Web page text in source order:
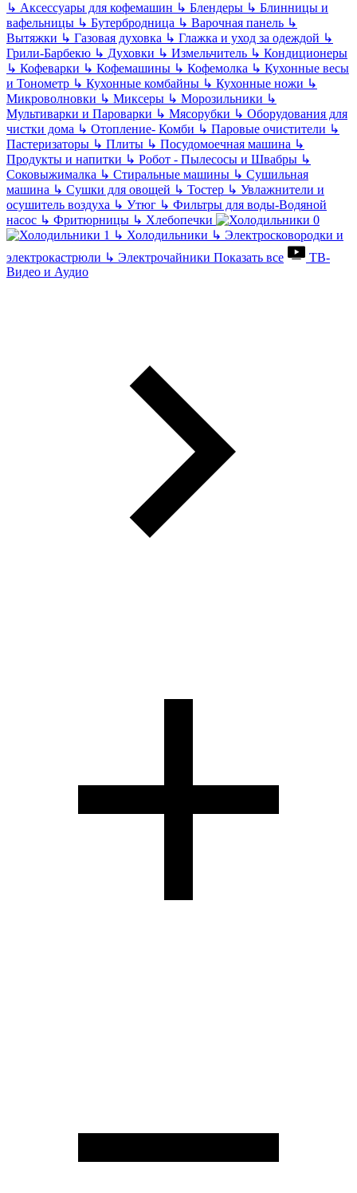
↳ Аксессуары для кофемашин ↳ Блендеры ↳ Блинницы и
вафельницы ↳ Бутербродница ↳ Варочная панель ↳
Вытяжки ↳ Газовая духовка ↳ Глажка и уход за одеждой ↳
Грили-Барбекю ↳ Духовки ↳ Измельчитель ↳ Кондиционеры
↳ Кофеварки ↳ Кофемашины ↳ Кофемолка ↳ Кухонные весы
и Тонометр ↳ Кухонные комбайны ↳ Кухонные ножи ↳
Микроволновки ↳ Миксеры ↳ Морозильники ↳
Мультиварки и Пароварки ↳ Мясорубки ↳ Оборудования для
чистки дома ↳ Отопление- Комби ↳ Паровые очистители ↳
Пастеризаторы ↳ Плиты ↳ Посудомоечная машина ↳
Продукты и напитки ↳ Робот - Пылесосы и Швабры ↳
Соковыжималка ↳ Стиральные машины ↳ Сушильная
машина ↳ Сушки для овощей ↳ Тостер ↳ Увлажнители и
осушитель воздуха ↳ Утюг ↳ Фильтры для воды-Водяной
насос ↳ Фритюрницы ↳ Хлебопечки
↳ Холодильники ↳ Электросковородки и
электрокастрюли ↳ Электрочайники Показать все
ТВ-
Видео и Аудио